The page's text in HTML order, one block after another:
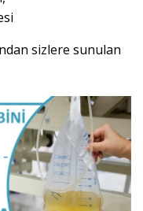
sizlere sunulan